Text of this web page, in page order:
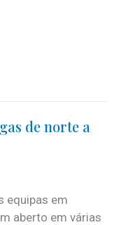
de norte a
equipas em
aberto em várias